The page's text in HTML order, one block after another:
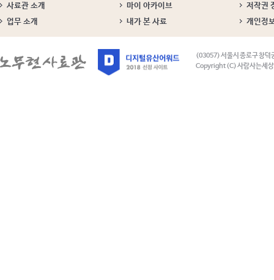
사료관 소개 마이 아카이브
저작권
업무 소개
내가 본 사료 개인정
(03057) 서울시 종로구 창덕
Copyright (C) 사람사는세